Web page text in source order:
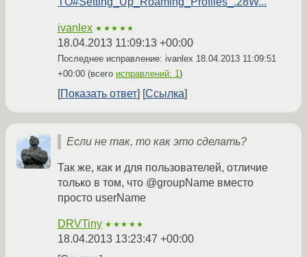
ivanlex ★★★★★
18.04.2013 11:09:13 +00:00
Последнее исправление: ivanlex 18.04.2013 11:09:51
+00:00 (всего исправлений: 1)
Показать ответ Ссылка
Если не так, то как это сделать?
Так же, как и для пользователей, отличие
только в том, что @groupName вместо
просто userName
DRVTiny ★★★★★
18.04.2013 13:23:47 +00:00